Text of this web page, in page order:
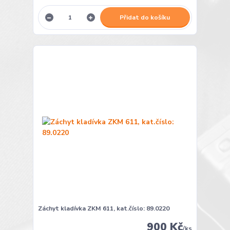
Přidat do košíku
Záchyt kladívka ZKM 611, kat.číslo: 89.0220
900 Kč